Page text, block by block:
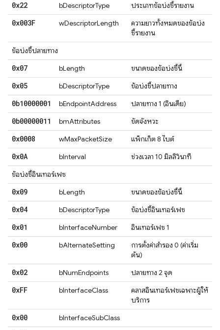
0x22 bDescriptorType ประเภทข้อบ่งชี้รายงาน
0x003F wDescriptorLength
ความยาวทั้งหมดของข้อบ่ง
ชี้รายงาน
ข้อบ่งชี้ปลายทาง
0x07 bLength ขนาดของข้อบ่งชี้นี้
0x05 bDescriptorType ข้อบ่งชี้ปลายทาง
0b10000001 bEndpointAddress ปลายทาง 1 (อินเดีย)
0b00000011 bmAttributes ขัดจังหวะ
0x0008 wMaxPacketSize แพ็กเก็ต 8 ไบต์
0x0A bInterval
ช่วงเวลา 10 มิลลิวินาที
ข้อบ่งชี้อินเทอร์เฟซ
0x09 bLength ขนาดของข้อบ่งชี้นี้
0x04 bDescriptorType ข้อบ่งชี้อินเทอร์เฟซ
0x01 bInterfaceNumber อินเทอร์เฟซ 1
0x00 bAlternateSetting
การตั้งค่าสำรอง 0 (ค่าเริ่ม
ต้น)
0x02 bNumEndpoints ปลายทาง 2 จุด
0xFF bInterfaceClass
คลาสอินเทอร์เฟซเฉพาะผู้ให้
บริการ
0x00 bInterfaceSubClass